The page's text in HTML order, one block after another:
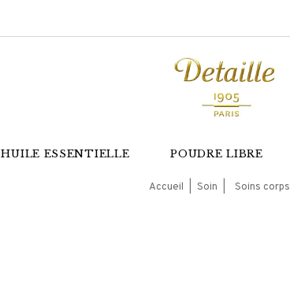
HUILE ESSENTIELLE POUDRE LIBRE
Accueil Soin Soins corps